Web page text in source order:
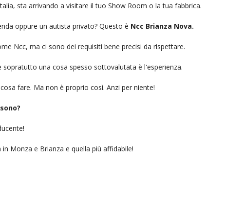
sta arrivando a visitare il tuo Show Room o la tua fabbrica.
oppure un autista privato? Questo è Ncc Brianza Nova.
Ncc, ma ci sono dei requisiti bene precisi da rispettare.
una cosa spesso sottovalutata è l'esperienza.
fare. Ma non è proprio così. Anzi per niente!
Monza e Brianza e quella più affidabile!